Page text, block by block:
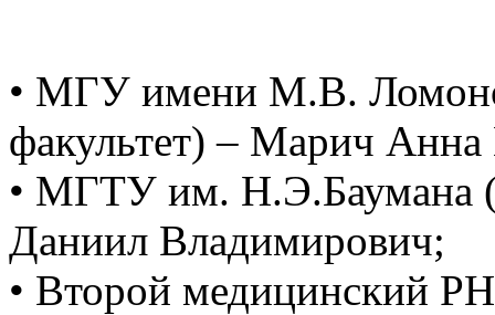
• МГУ имени М.В.
факультет) – Марич Анна
• МГТУ им. Н.Э.Баумана
Даниил Владимирович;
• Второй медицинский